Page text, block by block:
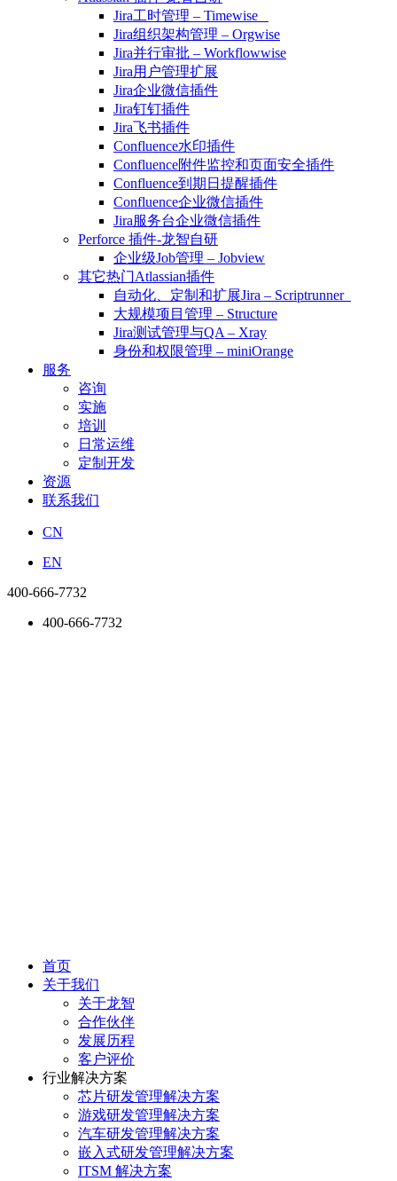
Jira工时管理 – Timewise
Jira组织架构管理 – Orgwise
Jira并行审批 – Workflowwise
Jira用户管理扩展
Jira企业微信插件
Jira钉钉插件
Jira飞书插件
Confluence水印插件
Confluence附件监控和页面安全插件
Confluence到期日提醒插件
Confluence企业微信插件
Jira服务台企业微信插件
Perforce 插件-龙智自研
企业级Job管理 – Jobview
其它热门Atlassian插件
自动化、定制和扩展Jira – Scriptrunner
大规模项目管理 – Structure
Jira测试管理与QA – Xray
身份和权限管理 – miniOrange
服务
咨询
实施
培训
日常运维
定制开发
资源
联系我们
CN
EN
400-666-7732
400-666-7732
首页
关于我们
关于龙智
合作伙伴
发展历程
客户评价
行业解决方案
芯片研发管理解决方案
游戏研发管理解决方案
汽车研发管理解决方案
嵌入式研发管理解决方案
ITSM 解决方案